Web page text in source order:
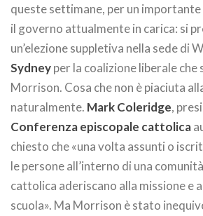
queste settimane, per un
il governo attualmente in carica: si
un’elezione suppletiva nella sede di
Sydneyper la coalizione liberale
Morrison. Cosa che non è piaciuta
naturalmente. Mark Coleridge,
Conferenza episcopale cattolica
chiesto che «una volta assunti o
le persone all’interno di una
cattolica aderiscano alla missione e
scuola». Ma Morrison è stato